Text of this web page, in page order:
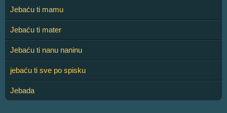
Jebaću ti mamu
Jebaću ti mater
Jebaću ti nanu naninu
jebaću ti sve po spisku
Jebada